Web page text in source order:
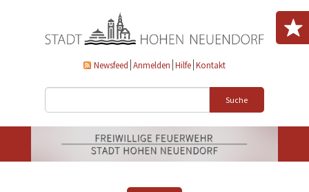
Newsfeed Anmelden Hilfe Kontakt
Suche